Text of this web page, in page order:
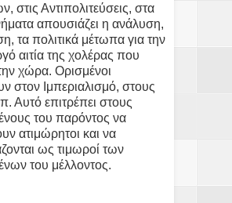
στις Αντιπολιτεύσεις, στα
απουσιάζει η ανάλυση,
τα πολιτικά μέτωπα για την
αιτία της χολέρας που
χώρα. Ορισμένοι
στον Ιμπεριαλισμό, στους
Αυτό επιτρέπει στους
του παρόντος να
ατιμώρητοι και να
ως τιμωροί των
του μέλλοντος.